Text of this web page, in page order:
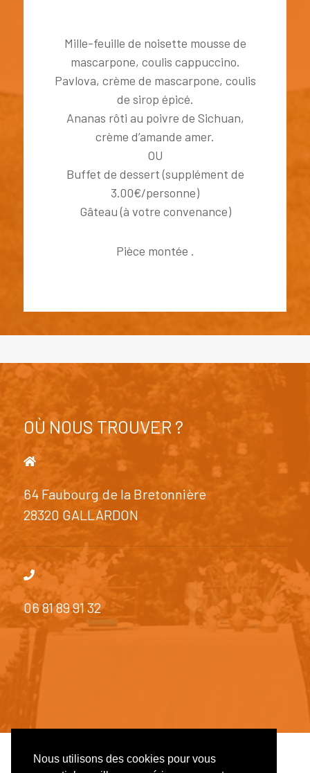
Nous utilisons des cookies pour vous
Mille-feuille de noisette mousse de
mascarpone, coulis cappuccino.
Pavlova, crème de mascarpone, coulis
de sirop épicé.
Ananas rôti au poivre de Sichuan,
crème d’amande amer.
OU
Buffet de dessert (supplément de
3.00€/personne)
Gâteau (à votre convenance)
Pièce montée .
OÙ NOUS TROUVER ?
64 Faubourg de la Bretonnière
28320 GALLARDON
06 81 89 91 32
© 2026 Côté Réception - SiteWeb réalisé par